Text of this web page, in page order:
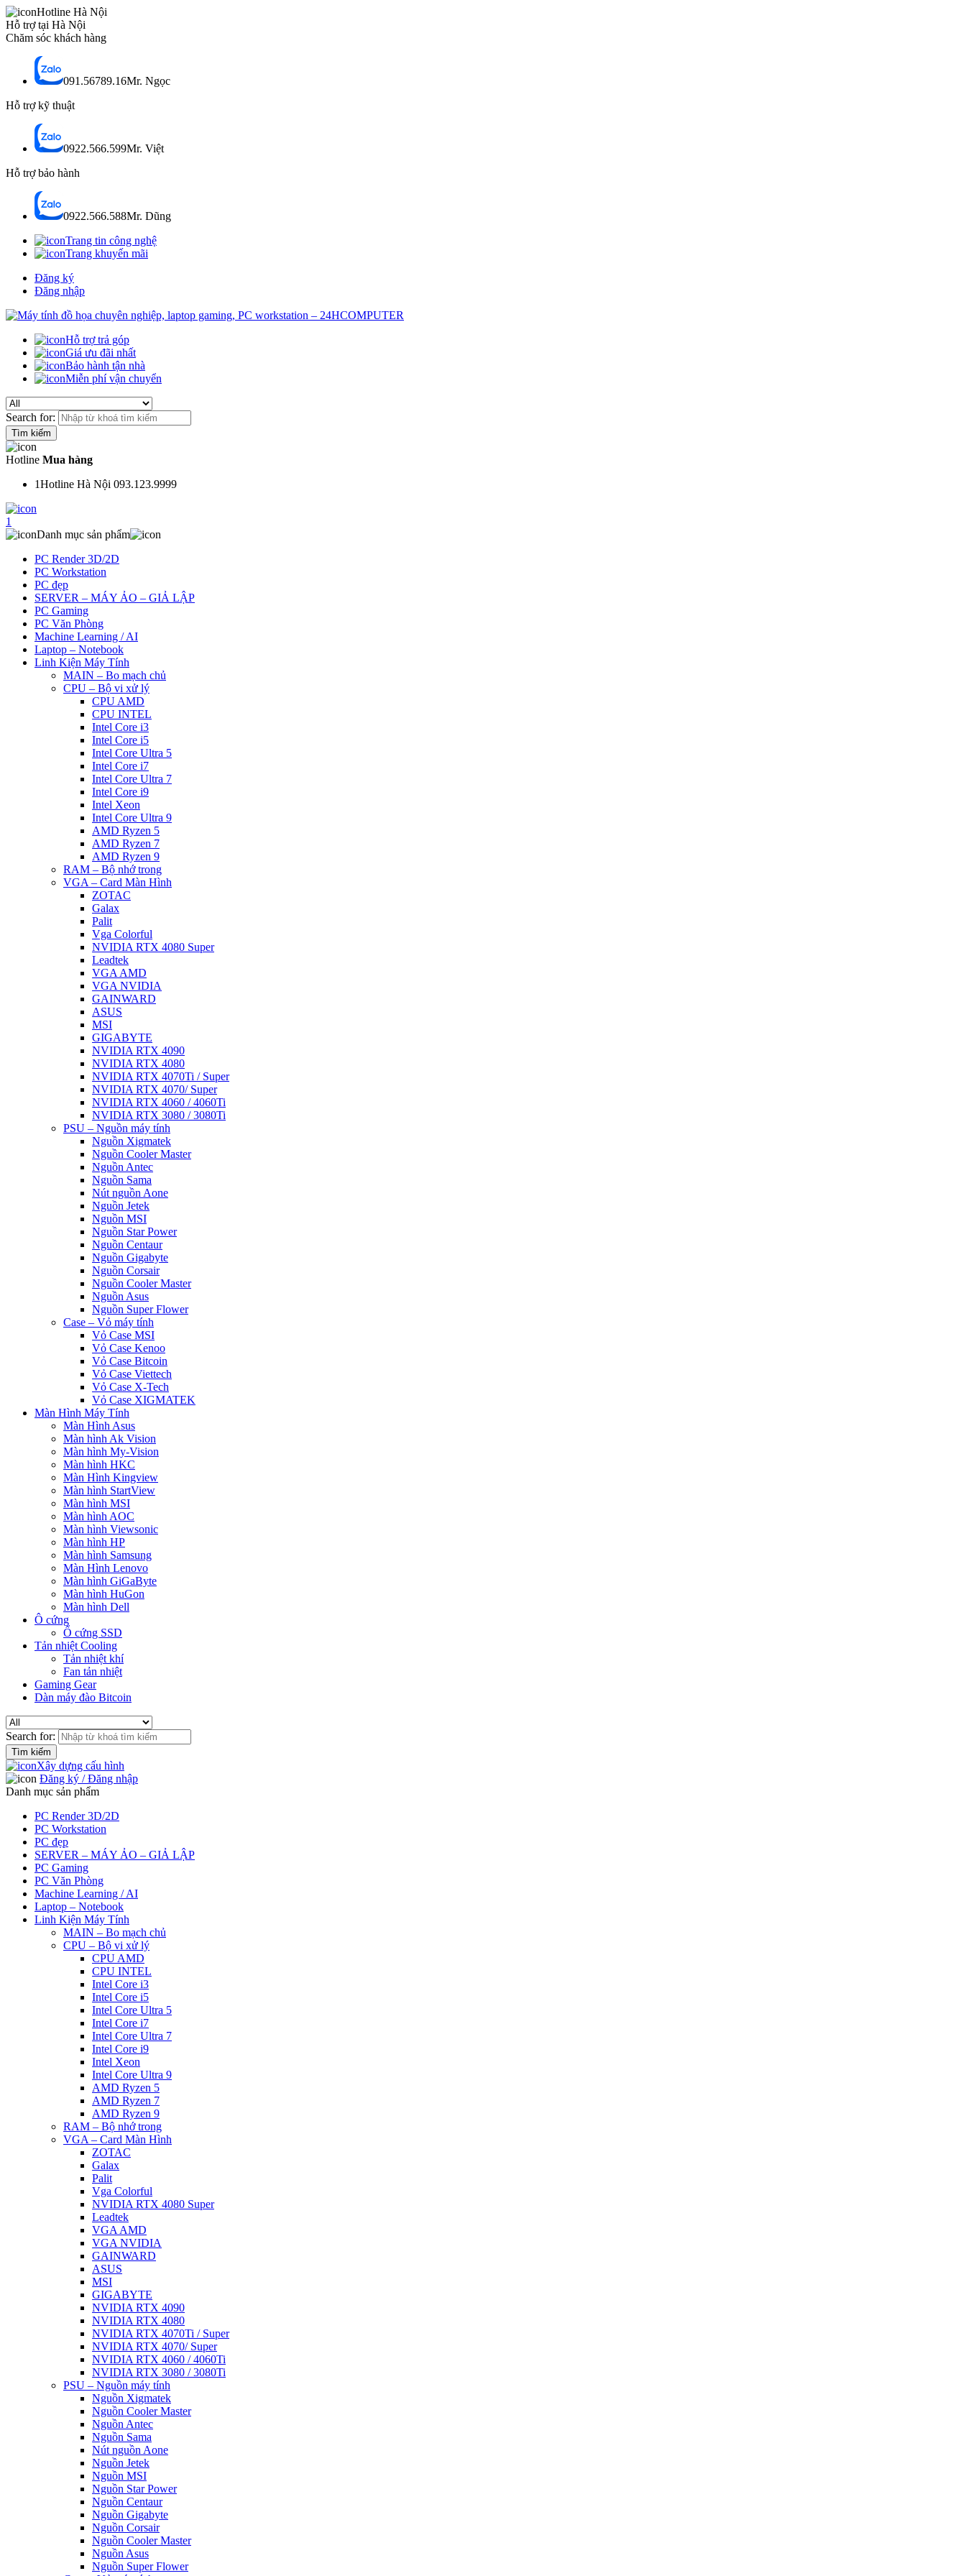
Hotline Hà Nội
Hỗ trợ tại Hà Nội
Chăm sóc khách hàng
091.56789.16Mr. Ngọc
Hỗ trợ kỹ thuật
0922.566.599Mr. Việt
Hỗ trợ bảo hành
0922.566.588Mr. Dũng
Trang tin công nghệ
Trang khuyến mãi
Đăng ký
Đăng nhập
Hỗ trợ trả góp
Giá ưu đãi nhất
Bảo hành tận nhà
Miễn phí vận chuyển
Search for:
Hotline Mua hàng
1Hotline Hà Nội 093.123.9999
1
Danh mục sản phẩm
PC Render 3D/2D
PC Workstation
PC đẹp
SERVER – MÁY ẢO – GIẢ LẬP
PC Gaming
PC Văn Phòng
Machine Learning / AI
Laptop – Notebook
Linh Kiện Máy Tính
MAIN – Bo mạch chủ
CPU – Bộ vi xử lý
CPU AMD
CPU INTEL
Intel Core i3
Intel Core i5
Intel Core Ultra 5
Intel Core i7
Intel Core Ultra 7
Intel Core i9
Intel Xeon
Intel Core Ultra 9
AMD Ryzen 5
AMD Ryzen 7
AMD Ryzen 9
RAM – Bộ nhớ trong
VGA – Card Màn Hình
ZOTAC
Galax
Palit
Vga Colorful
NVIDIA RTX 4080 Super
Leadtek
VGA AMD
VGA NVIDIA
GAINWARD
ASUS
MSI
GIGABYTE
NVIDIA RTX 4090
NVIDIA RTX 4080
NVIDIA RTX 4070Ti / Super
NVIDIA RTX 4070/ Super
NVIDIA RTX 4060 / 4060Ti
NVIDIA RTX 3080 / 3080Ti
PSU – Nguồn máy tính
Nguồn Xigmatek
Nguồn Cooler Master
Nguồn Antec
Nguồn Sama
Nút nguồn Aone
Nguồn Jetek
Nguồn MSI
Nguồn Star Power
Nguồn Centaur
Nguồn Gigabyte
Nguồn Corsair
Nguồn Cooler Master
Nguồn Asus
Nguồn Super Flower
Case – Vỏ máy tính
Vỏ Case MSI
Vỏ Case Kenoo
Vỏ Case Bitcoin
Vỏ Case Viettech
Vỏ Case X-Tech
Vỏ Case XIGMATEK
Màn Hình Máy Tính
Màn Hình Asus
Màn hình Ak Vision
Màn hình My-Vision
Màn hình HKC
Màn Hình Kingview
Màn hình StartView
Màn hình MSI
Màn hình AOC
Màn hình Viewsonic
Màn hình HP
Màn hình Samsung
Màn Hình Lenovo
Màn hình GiGaByte
Màn hình HuGon
Màn hình Dell
Ô cứng
Ổ cứng SSD
Tản nhiệt Cooling
Tản nhiệt khí
Fan tản nhiệt
Gaming Gear
Dàn máy đào Bitcoin
Search for:
Xây dựng cấu hình
Đăng ký / Đăng nhập
Danh mục sản phẩm
PC Render 3D/2D
PC Workstation
PC đẹp
SERVER – MÁY ẢO – GIẢ LẬP
PC Gaming
PC Văn Phòng
Machine Learning / AI
Laptop – Notebook
Linh Kiện Máy Tính
MAIN – Bo mạch chủ
CPU – Bộ vi xử lý
CPU AMD
CPU INTEL
Intel Core i3
Intel Core i5
Intel Core Ultra 5
Intel Core i7
Intel Core Ultra 7
Intel Core i9
Intel Xeon
Intel Core Ultra 9
AMD Ryzen 5
AMD Ryzen 7
AMD Ryzen 9
RAM – Bộ nhớ trong
VGA – Card Màn Hình
ZOTAC
Galax
Palit
Vga Colorful
NVIDIA RTX 4080 Super
Leadtek
VGA AMD
VGA NVIDIA
GAINWARD
ASUS
MSI
GIGABYTE
NVIDIA RTX 4090
NVIDIA RTX 4080
NVIDIA RTX 4070Ti / Super
NVIDIA RTX 4070/ Super
NVIDIA RTX 4060 / 4060Ti
NVIDIA RTX 3080 / 3080Ti
PSU – Nguồn máy tính
Nguồn Xigmatek
Nguồn Cooler Master
Nguồn Antec
Nguồn Sama
Nút nguồn Aone
Nguồn Jetek
Nguồn MSI
Nguồn Star Power
Nguồn Centaur
Nguồn Gigabyte
Nguồn Corsair
Nguồn Cooler Master
Nguồn Asus
Nguồn Super Flower